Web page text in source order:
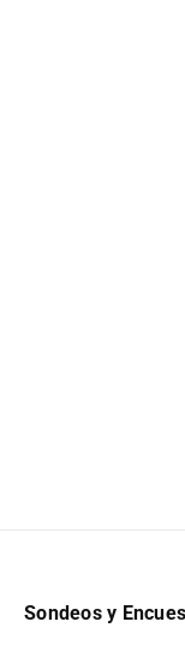
Sondeos y